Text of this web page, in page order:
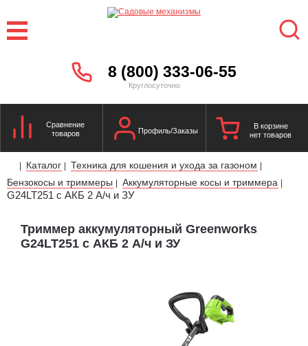
8 (800) 333-06-55
Круглосуточно
Сравнение
товаров
Профиль/Заказы
В корзине
нет товаров
| Каталог | Техника для кошения и ухода за газоном |
Бензокосы и триммеры | Аккумуляторные косы и триммера |
G24LT251 с АКБ 2 А/ч и ЗУ
Триммер аккумуляторный Greenworks
G24LT251 с АКБ 2 А/ч и ЗУ